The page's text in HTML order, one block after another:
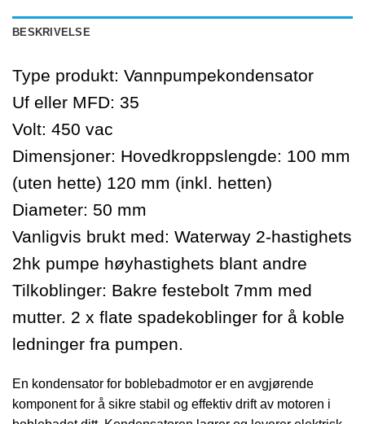
BESKRIVELSE
Type produkt: Vannpumpekondensator
Uf eller MFD: 35
Volt: 450 vac
Dimensjoner: Hovedkroppslengde: 100 mm
(uten hette) 120 mm (inkl. hetten)
Diameter: 50 mm
Vanligvis brukt med: Waterway 2-hastighets
2hk pumpe høyhastighets blant andre
Tilkoblinger: Bakre festebolt 7mm med
mutter. 2 x flate spadekoblinger for å koble
ledninger fra pumpen.
En kondensator for boblebadmotor er en avgjørende
komponent for å sikre stabil og effektiv drift av motoren i